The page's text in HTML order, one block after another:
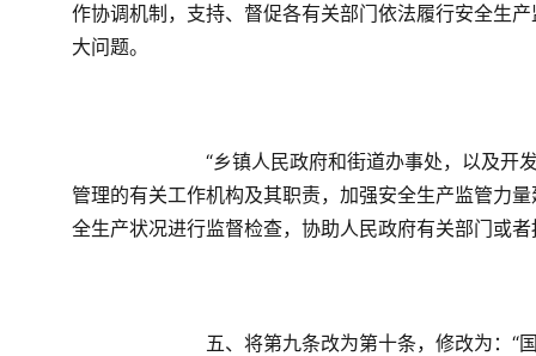
作协调机制，支持、督促各有关部门依法履行安全生
大问题。
“乡镇人民政府和街道办事处，以及开
管理的有关工作机构及其职责，加强安全生产监管力
全生产状况进行监督检查，协助人民政府有关部门或
五、将第九条改为第十条，修改为：“